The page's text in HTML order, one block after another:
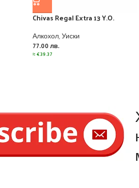
Chivas Regal Extra 13 Y.O.
Алкохол,Уиски
77.00 лв.
≈€39.37